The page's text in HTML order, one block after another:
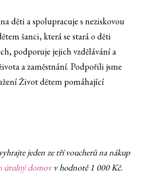
děti a spolupracuje s neziskovou
šanci, která se stará o děti
podporuje jejich vzdělávání a
a zaměstnání. Podpořili jsme
Život dětem pomáhající
jeden ze tří voucherů na nákup
útulný domovv hodnotě 1 000 Kč.